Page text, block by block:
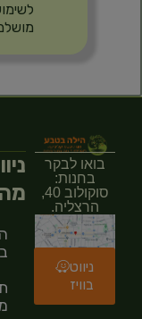
בואו לבקר
בחנות:
סוקולוב 40,
הרצליה.
ניווט
בוויז